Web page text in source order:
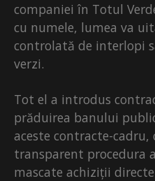
companiei în Totul
cu numele, lumea va
controlată de interlopi
verzi.
Tot el a introdus
prăduirea banului
aceste contracte-cadru,
transparent procedura
mascate achiziții